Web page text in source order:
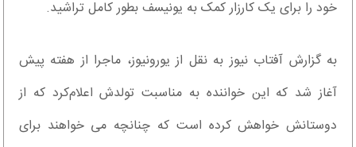
خود را برای یک کارزار کمک به یونیسف بطور کامل تراشید.
به گزارش آفتاب نیوز به نقل از یورونیوز، ماجرا از هفته پیش
آغاز شد که این خواننده به مناسبت تولدش اعلام‌کرد که از
دوستانش خواهش کرده است که چنانچه می خواهند برای